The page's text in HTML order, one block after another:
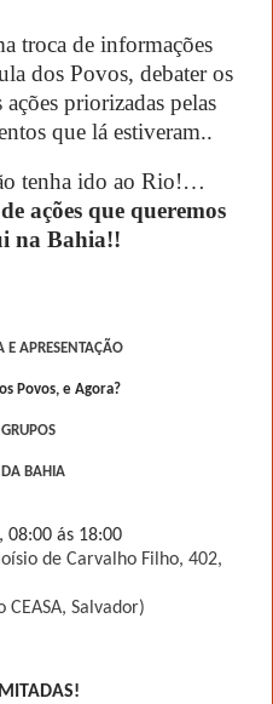
troca de informações
dos Povos, debater os
ações priorizadas pelas
que lá estiveram..
tenha ido ao Rio!…
ações que queremos
na Bahia!!
APRESENTAÇÃO
Povos, e Agora?
BAHIA
08:00 ás 18:00
de Carvalho Filho, 402,
Salvador)